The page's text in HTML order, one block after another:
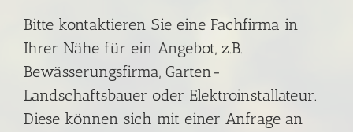
Bitte kontaktieren Sie eine Fachfirma in
Ihrer Nähe für ein Angebot, z.B.
Bewässerungsfirma, Garten-
Landschaftsbauer oder Elektroinstallateur.
Diese können sich mit einer Anfrage an